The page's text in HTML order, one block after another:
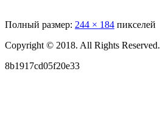
Полный размер: 244 × 184 пикселей
Copyright © 2018. All Rights Reserved.
8b1917cd05f20e33